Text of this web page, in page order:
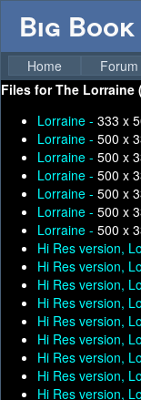
Big
Home Forum
Files forThe Lorraine
Lorraine - 333 x
Lorraine - 500 x
Lorraine - 500 x
Lorraine - 500 x
Lorraine - 500 x
Lorraine - 500 x
Lorraine - 500 x
Hi Res version,
Hi Res version,
Hi Res version,
Hi Res version,
Hi Res version,
Hi Res version,
Hi Res version,
Hi Res version,
Hi Res version,